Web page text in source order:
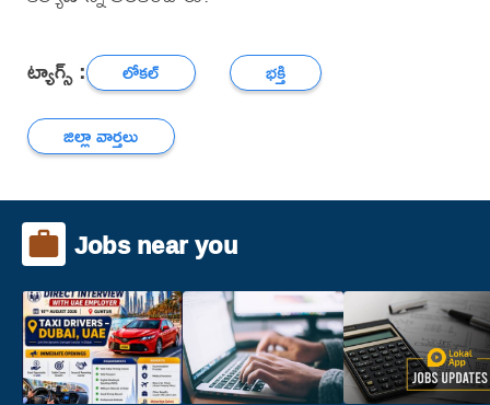
ట్యాగ్స్ : లోకల్
భక్తి
జిల్లా వార్తలు
Jobs near you